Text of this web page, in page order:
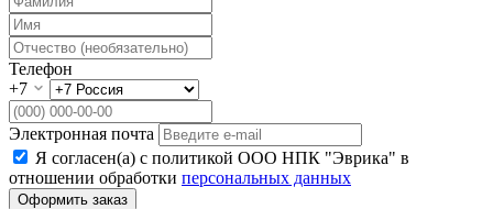
Телефон
+7
Электронная почта
Я согласен(а) с политикой ООО НПК "Эврика" в
отношении обработки персональных данных
Оформить заказ